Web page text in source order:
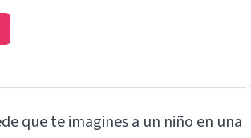
que te imagines a un niño en una